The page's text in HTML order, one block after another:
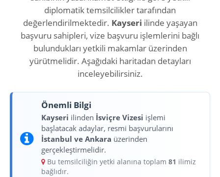
diplomatik temsilcilikler tarafından
değerlendirilmektedir. Kayseri ilinde yaşayan
başvuru sahipleri, vize başvuru işlemlerini bağlı
bulundukları yetkili makamlar üzerinden
yürütmelidir. Aşağıdaki haritadan detayları
inceleyebilirsiniz.
Önemli Bilgi
Kayseri ilinden İsviçre Vizesi işlemi
başlatacak adaylar, resmi başvurularını
İstanbul ve Ankara üzerinden
gerçekleştirmelidir.
Bu temsilciliğin yetki alanına toplam 81 ilimiz
bağlıdır.